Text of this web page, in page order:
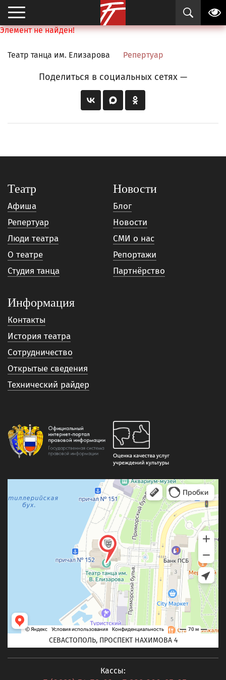
Элемент не найден!
Театр танца им. Елизарова Репертуар
Поделиться в социальных сетях —
Театр
Афиша
Репертуар
Люди театра
О театре
Студия танца
Новости
Блог
Новости
СМИ о нас
Репортажи
Партнёрство
Информация
Контакты
История театра
Сотрудничество
Открытые сведения
Технический райдер
СЕВАСТОПОЛЬ, ПРОСПЕКТ НАХИМОВА 4
Кассы: